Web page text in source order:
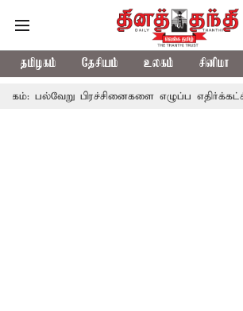
தமிழகம் தேசியம் உலகம் சினிமா
எழுப்ப எதிர்க்கட்சிகள் திட்டம்